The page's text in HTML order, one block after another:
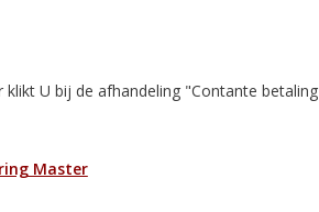
klikt U bij de afhandeling "Contante betaling
Master